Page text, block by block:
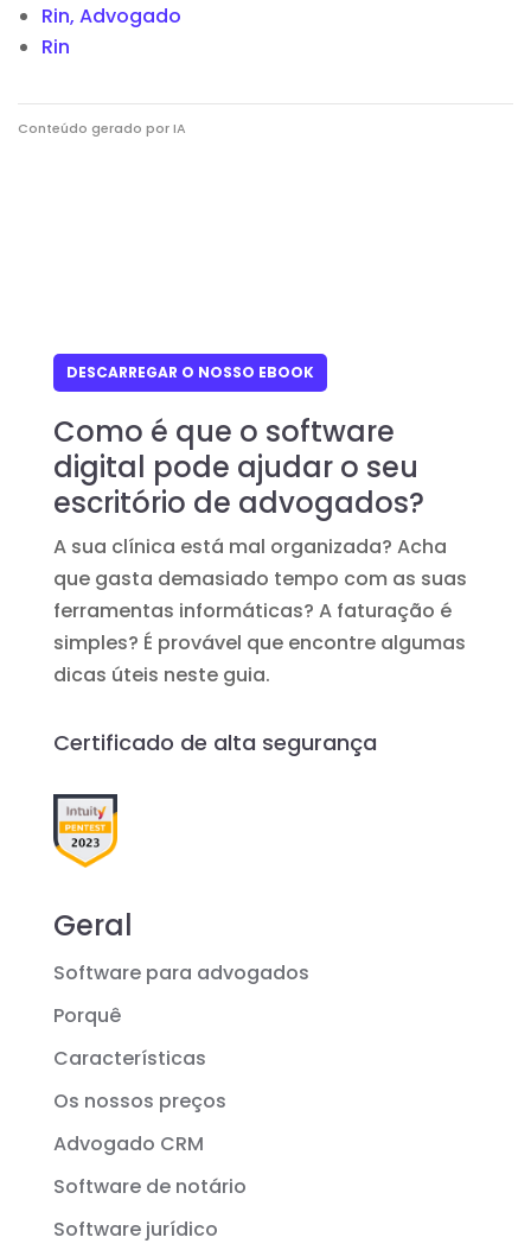
Rin, Advogado
Rin
Conteúdo gerado por IA
DESCARREGAR O NOSSO EBOOK
Como é que o software
digital pode ajudar o seu
escritório de advogados?
A sua clínica está mal organizada? Acha
que gasta demasiado tempo com as suas
ferramentas informáticas? A faturação é
simples? É provável que encontre algumas
dicas úteis neste guia.
Certificado de alta segurança
Geral
Software para advogados
Porquê
Características
Os nossos preços
Advogado CRM
Software de notário
Software jurídico